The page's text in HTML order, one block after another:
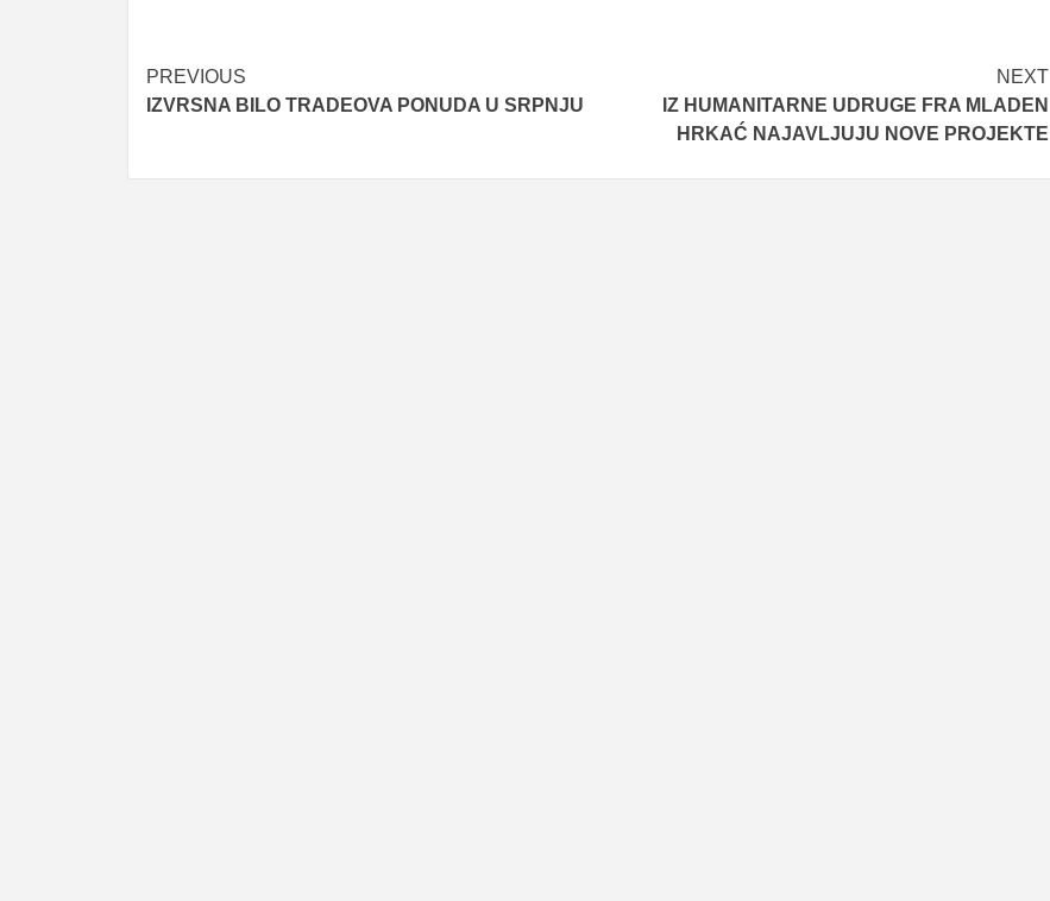
Post
navigation
PREVIOUS
IZVRSNA BILO TRADEOVA PONUDA U SRPNJU
NEXT
IZ HUMANITARNE UDRUGE FRA MLADEN
HRKAĆ NAJAVLJUJU NOVE PROJEKTE